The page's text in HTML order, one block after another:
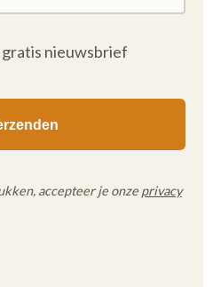
gratis nieuwsbrief
accepteer je onze privacy